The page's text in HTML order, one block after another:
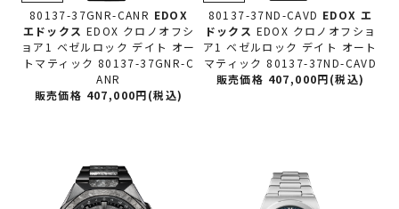
80137-37GNR-CANR EDOX
エドックス EDOX クロノオフシ
ョア1 ベゼルロック デイト オー
トマティック 80137-37GNR-C
ANR
販売価格 407,000円(税込)
80137-37ND-CAVD EDOX エ
ドックス EDOX クロノオフショ
ア1 ベゼルロック デイト オート
マティック 80137-37ND-CAVD
販売価格 407,000円(税込)